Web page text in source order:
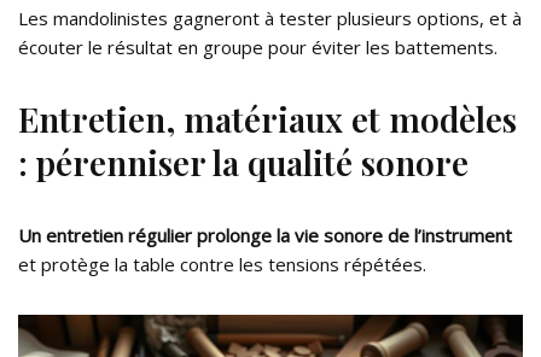
Les mandolinistes gagneront à tester plusieurs options, et à
écouter le résultat en groupe pour éviter les battements.
Entretien, matériaux et modèles
: pérenniser la qualité sonore
Un entretien régulier prolonge la vie sonore de l’instrument
et protège la table contre les tensions répétées.